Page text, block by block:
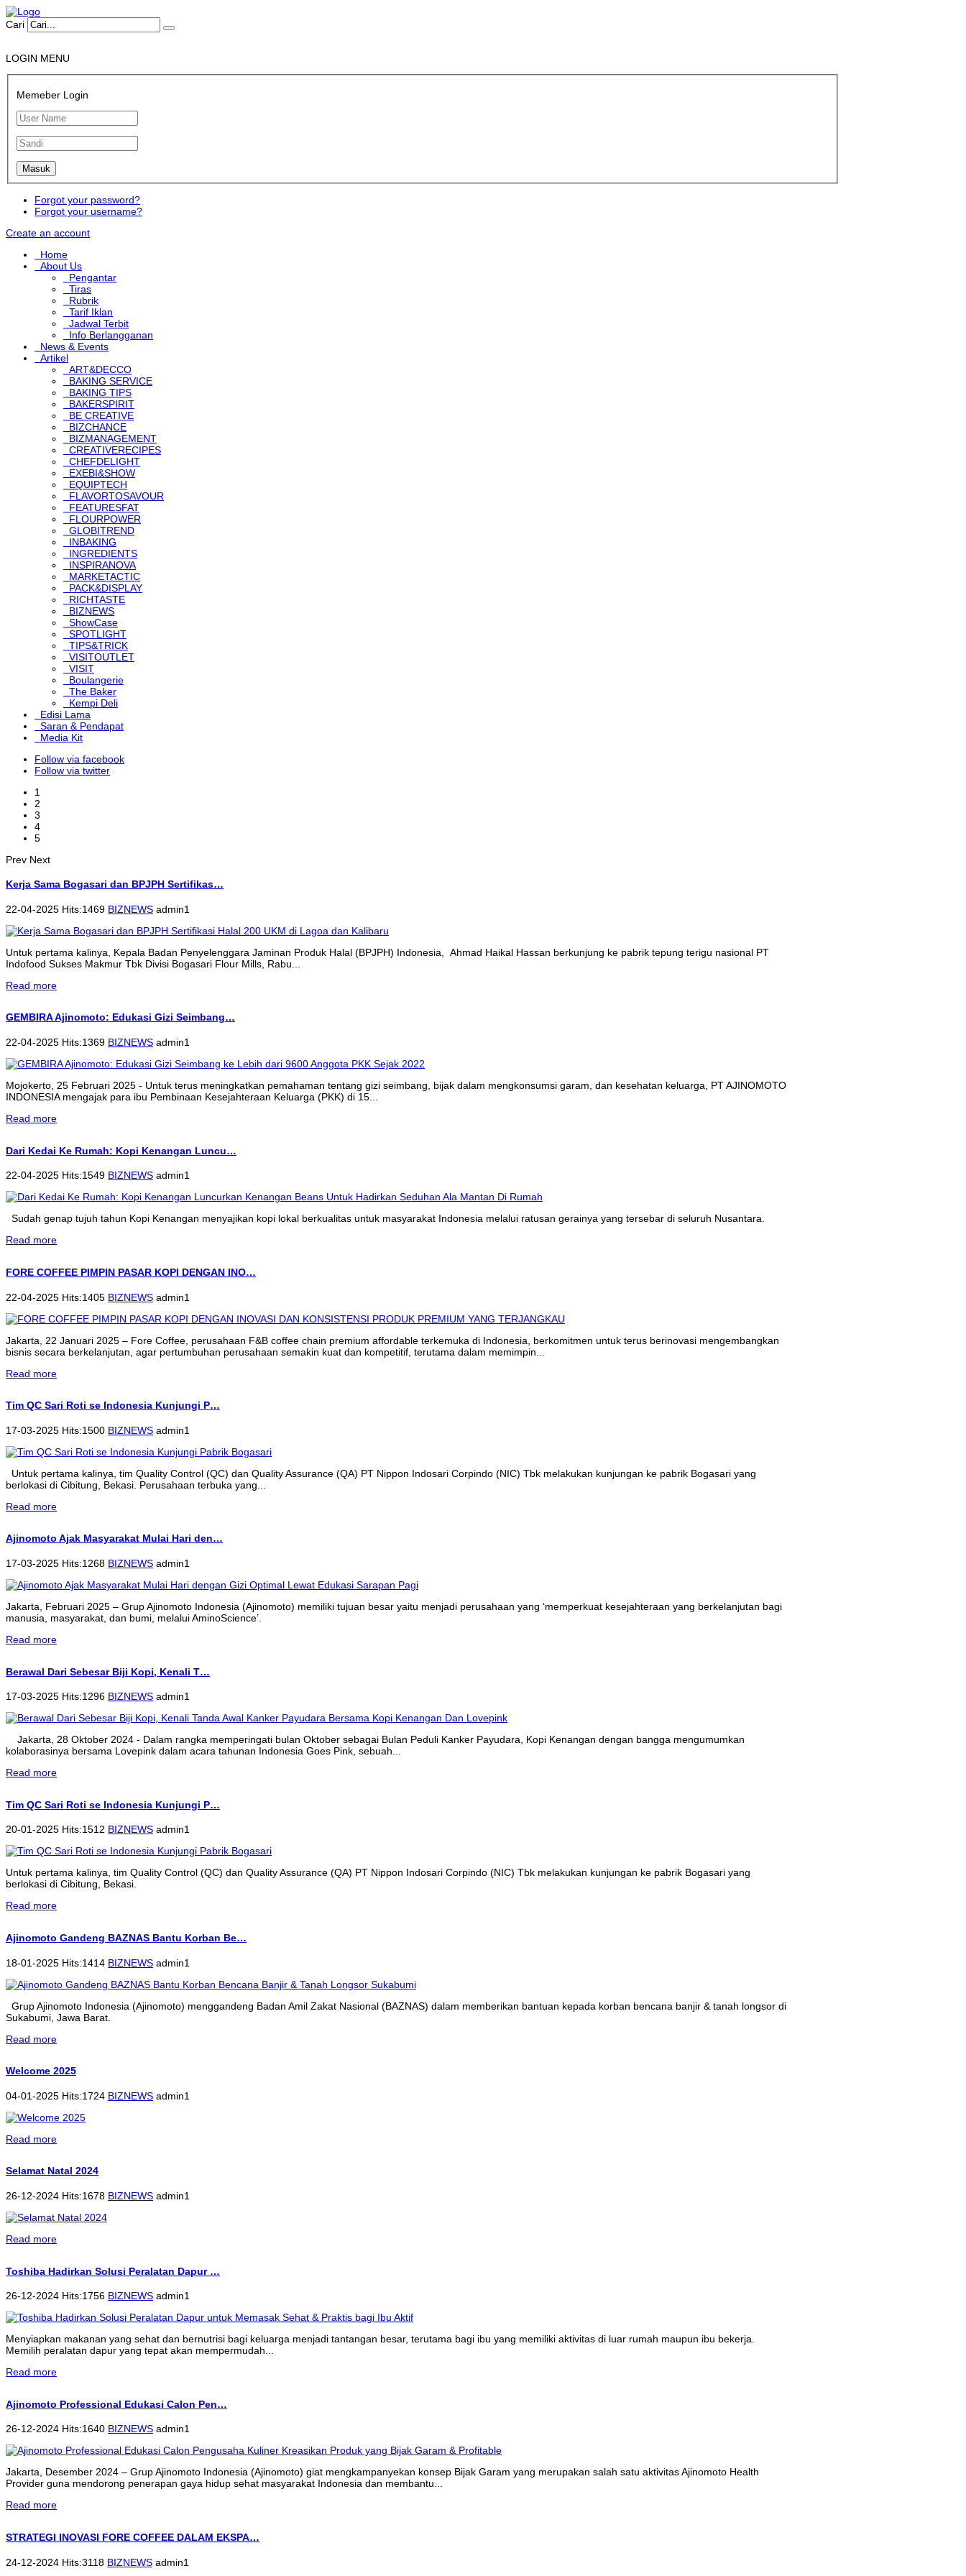
Cari
LOGIN MENU
Memeber Login
Forgot your password?
Forgot your username?
Create an account
Home
About Us
Pengantar
Tiras
Rubrik
Tarif Iklan
Jadwal Terbit
Info Berlangganan
News & Events
Artikel
ART&DECCO
BAKING SERVICE
BAKING TIPS
BAKERSPIRIT
BE CREATIVE
BIZCHANCE
BIZMANAGEMENT
CREATIVERECIPES
CHEFDELIGHT
EXEBI&SHOW
EQUIPTECH
FLAVORTOSAVOUR
FEATURESFAT
FLOURPOWER
GLOBITREND
INBAKING
INGREDIENTS
INSPIRANOVA
MARKETACTIC
PACK&DISPLAY
RICHTASTE
BIZNEWS
ShowCase
SPOTLIGHT
TIPS&TRICK
VISITOUTLET
VISIT
Boulangerie
The Baker
Kempi Deli
Edisi Lama
Saran & Pendapat
Media Kit
Follow via facebook
Follow via twitter
1
2
3
4
5
Prev Next
Kerja Sama Bogasari dan BPJPH Sertifikas…
22-04-2025 Hits:1469 BIZNEWS admin1
Untuk pertama kalinya, Kepala Badan Penyelenggara Jaminan Produk Halal (BPJPH) Indonesia, Ahmad Haikal Hassan berkunjung ke pabrik tepung terigu nasional PT
Indofood Sukses Makmur Tbk Divisi Bogasari Flour Mills, Rabu...
Read more
GEMBIRA Ajinomoto: Edukasi Gizi Seimbang…
22-04-2025 Hits:1369 BIZNEWS admin1
Mojokerto, 25 Februari 2025 - Untuk terus meningkatkan pemahaman tentang gizi seimbang, bijak dalam mengkonsumsi garam, dan kesehatan keluarga, PT AJINOMOTO
INDONESIA mengajak para ibu Pembinaan Kesejahteraan Keluarga (PKK) di 15...
Read more
Dari Kedai Ke Rumah: Kopi Kenangan Luncu…
22-04-2025 Hits:1549 BIZNEWS admin1
Sudah genap tujuh tahun Kopi Kenangan menyajikan kopi lokal berkualitas untuk masyarakat Indonesia melalui ratusan gerainya yang tersebar di seluruh Nusantara.
Read more
FORE COFFEE PIMPIN PASAR KOPI DENGAN INO…
22-04-2025 Hits:1405 BIZNEWS admin1
Jakarta, 22 Januari 2025 – Fore Coffee, perusahaan F&B coffee chain premium affordable terkemuka di Indonesia, berkomitmen untuk terus berinovasi mengembangkan
bisnis secara berkelanjutan, agar pertumbuhan perusahaan semakin kuat dan kompetitif, terutama dalam memimpin...
Read more
Tim QC Sari Roti se Indonesia Kunjungi P…
17-03-2025 Hits:1500 BIZNEWS admin1
Untuk pertama kalinya, tim Quality Control (QC) dan Quality Assurance (QA) PT Nippon Indosari Corpindo (NIC) Tbk melakukan kunjungan ke pabrik Bogasari yang
berlokasi di Cibitung, Bekasi. Perusahaan terbuka yang...
Read more
Ajinomoto Ajak Masyarakat Mulai Hari den…
17-03-2025 Hits:1268 BIZNEWS admin1
Jakarta, Februari 2025 – Grup Ajinomoto Indonesia (Ajinomoto) memiliki tujuan besar yaitu menjadi perusahaan yang ‘memperkuat kesejahteraan yang berkelanjutan bagi
manusia, masyarakat, dan bumi, melalui AminoScience’.
Read more
Berawal Dari Sebesar Biji Kopi, Kenali T…
17-03-2025 Hits:1296 BIZNEWS admin1
Jakarta, 28 Oktober 2024 - Dalam rangka memperingati bulan Oktober sebagai Bulan Peduli Kanker Payudara, Kopi Kenangan dengan bangga mengumumkan
kolaborasinya bersama Lovepink dalam acara tahunan Indonesia Goes Pink, sebuah...
Read more
Tim QC Sari Roti se Indonesia Kunjungi P…
20-01-2025 Hits:1512 BIZNEWS admin1
Untuk pertama kalinya, tim Quality Control (QC) dan Quality Assurance (QA) PT Nippon Indosari Corpindo (NIC) Tbk melakukan kunjungan ke pabrik Bogasari yang
berlokasi di Cibitung, Bekasi.
Read more
Ajinomoto Gandeng BAZNAS Bantu Korban Be…
18-01-2025 Hits:1414 BIZNEWS admin1
Grup Ajinomoto Indonesia (Ajinomoto) menggandeng Badan Amil Zakat Nasional (BAZNAS) dalam memberikan bantuan kepada korban bencana banjir & tanah longsor di
Sukabumi, Jawa Barat.
Read more
Welcome 2025
04-01-2025 Hits:1724 BIZNEWS admin1
Read more
Selamat Natal 2024
26-12-2024 Hits:1678 BIZNEWS admin1
Read more
Toshiba Hadirkan Solusi Peralatan Dapur …
26-12-2024 Hits:1756 BIZNEWS admin1
Menyiapkan makanan yang sehat dan bernutrisi bagi keluarga menjadi tantangan besar, terutama bagi ibu yang memiliki aktivitas di luar rumah maupun ibu bekerja.
Memilih peralatan dapur yang tepat akan mempermudah...
Read more
Ajinomoto Professional Edukasi Calon Pen…
26-12-2024 Hits:1640 BIZNEWS admin1
Jakarta, Desember 2024 – Grup Ajinomoto Indonesia (Ajinomoto) giat mengkampanyekan konsep Bijak Garam yang merupakan salah satu aktivitas Ajinomoto Health
Provider guna mendorong penerapan gaya hidup sehat masyarakat Indonesia dan membantu...
Read more
STRATEGI INOVASI FORE COFFEE DALAM EKSPA…
24-12-2024 Hits:3118 BIZNEWS admin1